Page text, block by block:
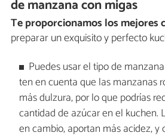
de manzana con migas
Te proporcionamos los mejores
preparar un exquisito y perfecto
Puedes usar el tipo de
ten en cuenta que las manzanas
más dulzura, por lo que podrías
cantidad de azúcar en el kuchen.
en cambio, aportan más acidez, y